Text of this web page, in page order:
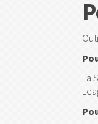
La